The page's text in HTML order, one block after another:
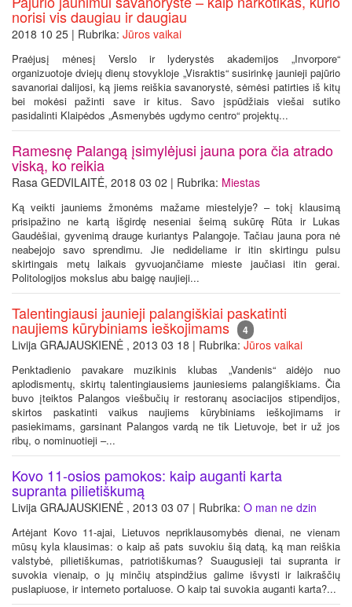
norisi vis daugiau ir daugiau
2018 10 25 | Rubrika: Jūros vaikai
Praėjusį mėnesį Verslo ir lyderystės akademijos „Invorpore“
organizuotoje dviejų dienų stovykloje „Visraktis“ susirinkę jaunieji pajūrio
savanoriai dalijosi, ką jiems reiškia savanorystė, sėmėsi patirties iš kitų
bei mokėsi pažinti save ir kitus. Savo įspūdžiais viešai sutiko
pasidalinti Klaipėdos „Asmenybės ugdymo centro“ projektų...
Ramesnę Palangą įsimylėjusi jauna pora čia atrado
viską, ko reikia
Rasa GEDVILAITĖ, 2018 03 02 | Rubrika: Miestas
Ką veikti jauniems žmonėms mažame miestelyje? – tokį klausimą
prisipažino ne kartą išgirdę neseniai šeimą sukūrę Rūta ir Lukas
Gaudėšiai, gyvenimą drauge kuriantys Palangoje. Tačiau jauna pora nė
neabejojo savo sprendimu. Jie nedideliame ir itin skirtingu pulsu
skirtingais metų laikais gyvuojančiame mieste jaučiasi itin gerai.
Politologijos mokslus abu baigę naujieji...
Talentingiausi jaunieji palangiškiai paskatinti
naujiems kūrybiniams ieškojimams 4
Livija GRAJAUSKIENĖ , 2013 03 18 | Rubrika:Jūros vaikai
Penktadienio pavakare muzikinis klubas „Vandenis“ aidėjo nuo
aplodismentų, skirtų talentingiausiems jauniesiems palangiškiams. Čia
buvo įteiktos Palangos viešbučių ir restoranų asociacijos stipendijos,
skirtos paskatinti vaikus naujiems kūrybiniams ieškojimams ir
pasiekimams, garsinant Palangos vardą ne tik Lietuvoje, bet ir už jos
ribų, o nominuotieji –...
Kovo 11-osios pamokos: kaip auganti karta
supranta pilietiškumą
Livija GRAJAUSKIENĖ , 2013 03 07 | Rubrika: O man ne dzin
Artėjant Kovo 11-ajai, Lietuvos nepriklausomybės dienai, ne vienam
mūsų kyla klausimas: o kaip aš pats suvokiu šią datą, ką man reiškia
valstybė, pilietiškumas, patriotiškumas? Suaugusieji tai supranta ir
suvokia vienaip, o jų minčių atspindžius galime išvysti ir laikraščių
puslapiuose, ir interneto portaluose. O kaip tai suvokia auganti karta?...